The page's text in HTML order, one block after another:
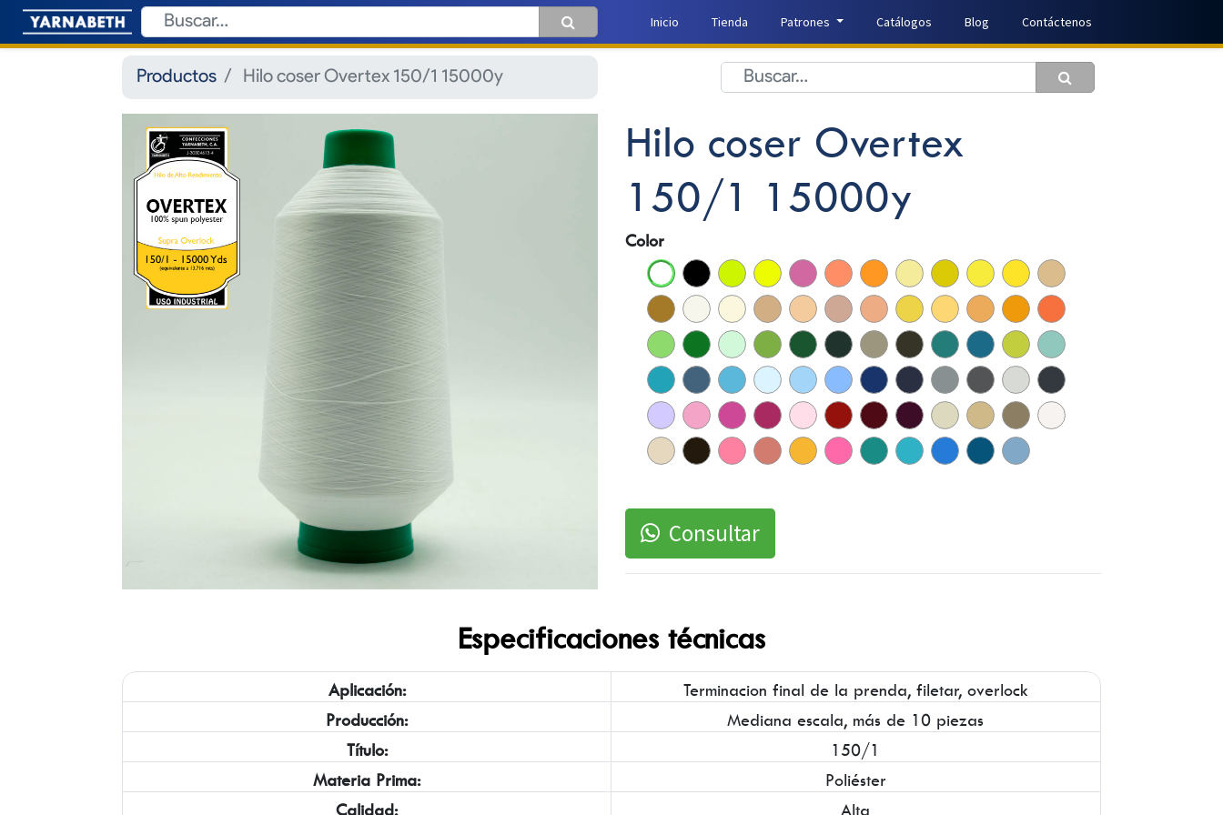
Inicio Tienda Patrones Catálogos Blog Contáctenos
Productos Hilo coser Overtex 150/1 15000y
Hilo coser Overtex
150/1 15000y
Color
Consultar
Especificaciones técnicas
Aplicación:
Terminacion final de la prenda, filetar, overlock
Producción:
Mediana escala, más de 10 piezas
Título:
150/1
Materia Prima:
Poliéster
Calidad:
Alta